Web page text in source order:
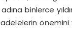
binlerce
önemini